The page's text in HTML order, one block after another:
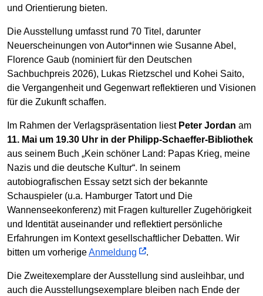
und Orientierung bieten.
Die Ausstellung umfasst rund 70 Titel, darunter
Neuerscheinungen von Autor*innen wie Susanne Abel,
Florence Gaub (nominiert für den Deutschen
Sachbuchpreis 2026), Lukas Rietzschel und Kohei Saito,
die Vergangenheit und Gegenwart reflektieren und Visionen
für die Zukunft schaffen.
Im Rahmen der Verlagspräsentation liest Peter Jordan am
11. Mai um 19.30 Uhr in der Philipp-Schaeffer-Bibliothek
aus seinem Buch „Kein schöner Land: Papas Krieg, meine
Nazis und die deutsche Kultur“. In seinem
autobiografischen Essay setzt sich der bekannte
Schauspieler (u.a. Hamburger Tatort und Die
Wannenseekonferenz) mit Fragen kultureller Zugehörigkeit
und Identität auseinander und reflektiert persönliche
Erfahrungen im Kontext gesellschaftlicher Debatten. Wir
bitten um vorherigeAnmeldung .
Die Zweitexemplare der Ausstellung sind ausleihbar, und
auch die Ausstellungsexemplare bleiben nach Ende der